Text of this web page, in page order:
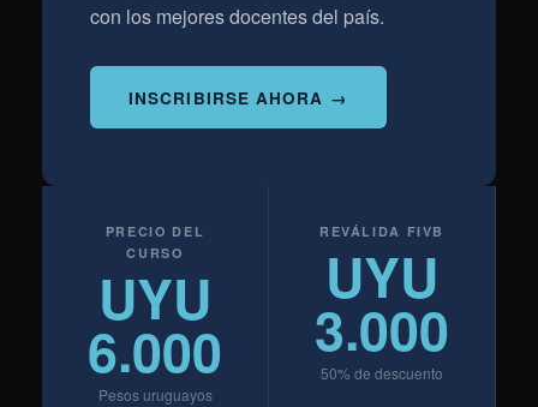
con los mejores docentes del país.
INSCRIBIRSE AHORA →
PRECIO DEL
CURSO
UYU
6.000
Pesos uruguayos
REVÁLIDA FIVB
UYU
3.000
50% de descuento